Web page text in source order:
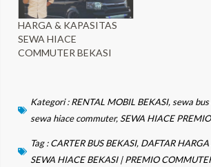
HARGA & KAPASITAS
SEWA HIACE
COMMUTER BEKASI
Kategori :RENTAL MOBIL BEKASI, sewa
sewa hiace commuter,SEWA HIACE PREMIO
Tag :CARTER BUS BEKASI, DAFTAR HARGA
SEWA HIACE BEKASI | PREMIO